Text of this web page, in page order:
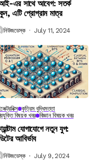
এর সাথে আবেগ: সতর্ক
এটি প্রোগ্রাম মাত্র
নিউজডেস্ক July 11, 2024
কৃত্রিম বুদ্ধিমত্তা
বিষয়ক খবর বিজ্ঞান বিষয়ক খবর
যোগাযোগে নতুন যুগ:
আবির্ভাব
নিউজডেস্ক July 9, 2024